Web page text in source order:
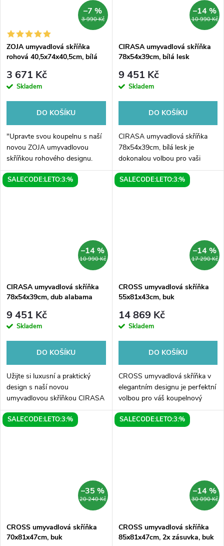
3 990 Kč
–7 %
ZOJA umyvadlová skříňka
rohová 40,5x74x40,5cm, bílá
3 671 Kč
Skladem
DO KOŠÍKU
"Upravte svou koupelnu s naší
novou ZOJA umyvadlovou
skříňkou rohového designu.
Tento stylový kousek je ideální
pro využití i v menších
10 990 Kč
–14 %
CIRASA umyvadlová skříňka
78x54x39cm, bílá lesk
9 451 Kč
Skladem
DO KOŠÍKU
CIRASA umyvadlová skříňka
78x54x39cm, bílá lesk je
dokonalou volbou pro vaši
koupelnu. Díky svým rozměrům
je vhodná do menších i
SALECODE:LETO:3:%
10 990 Kč
–14 %
CIRASA umyvadlová skříňka
78x54x39cm, dub alabama
9 451 Kč
Skladem
DO KOŠÍKU
Užijte si luxusní a praktický
design s naší novou
umyvadlovou skříňkou CIRASA
v dubu Alabama. Jeho rozměry
78x54x39cm jsou ideální pro
SALECODE:LETO:3:%
17 290 Kč
–14 %
CROSS umyvadlová skříňka
55x81x43cm, buk
14 869 Kč
Skladem
DO KOŠÍKU
CROSS umyvadlová skříňka v
elegantním designu je perfektní
volbou pro váš koupelnový
interiér. Rozměry 55x81x43cm
z ní dělají ideálního partnera pro
SALECODE:LETO:3:%
20 240 Kč
–35 %
CROSS umyvadlová skříňka
70x81x47cm, buk
SALECODE:LETO:3:%
30 090 Kč
–14 %
CROSS umyvadlová skříňka
85x81x47cm, 2x zásuvka, buk